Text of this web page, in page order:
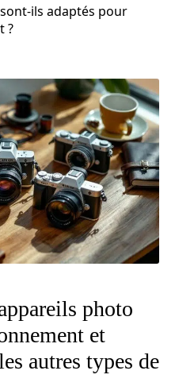
ils adaptés pour
?
photo
et
autres types de